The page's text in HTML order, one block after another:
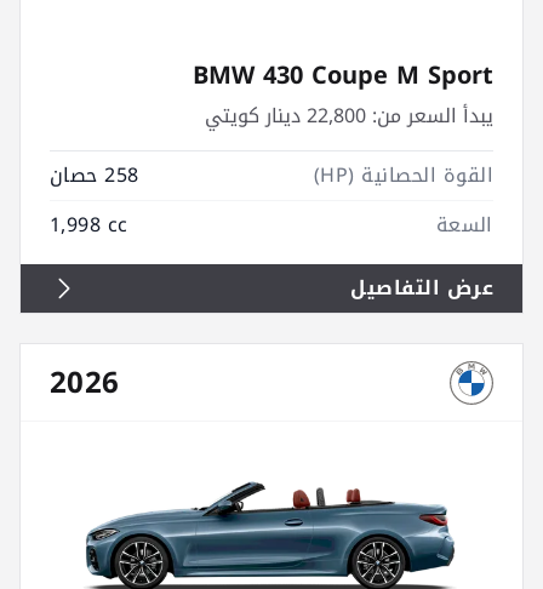
BMW 430 Coupe M Sport
يبدأ السعر من:
القوة الحصانية (HP)
258 حصان
السعة
1,998 cc
عرض التفاصيل
2026